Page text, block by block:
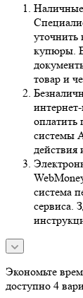
Наличные
уточнить
купюры.
товар и
оплатить
системы
действия
система
сервиса.
Экономьте
доступно 4